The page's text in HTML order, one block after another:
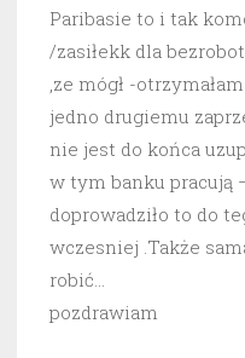
Paribasie to i tak
/zasiłekk dla
,ze mógł -
jedno drugiemu
nie jest do końca
w tym banku pracują
doprowadziło to do
wczesniej .Także
robić…
pozdrawiam